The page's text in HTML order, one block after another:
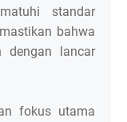
standar
bahwa
dengan lancar
fokus utama